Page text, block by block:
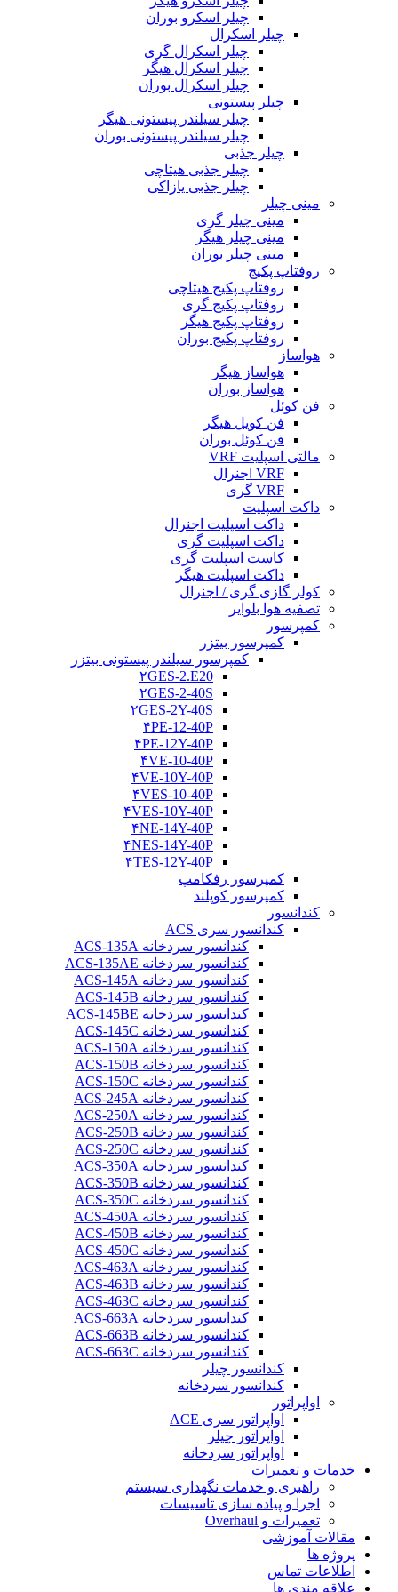
چیلر اسکرو بوران
چیلر اسکرال
چیلر اسکرال گری
چیلر اسکرال هیگر
چیلر اسکرال بوران
چیلر پیستونی
چیلر سیلندر پیستونی هیگر
چیلر سیلندر پیستونی بوران
چیلر جذبی
چیلر جذبی هیتاچی
چیلر جذبی یازاکی
مینی چیلر
مینی چیلر گری
مینی چیلر هیگر
مینی چیلر بوران
روفتاپ پکیج
روفتاپ پکیج هیتاچی
روفتاپ پکیج گری
روفتاپ پکیج هیگر
روفتاپ پکیج بوران
هواساز
هواساز هیگر
هواساز بوران
فن کوئل
فن کویل هیگر
فن کوئل بوران
مالتی اسپلیت VRF
VRF اجنرال
VRF گری
داکت اسپلیت
داکت اسپلیت اجنرال
داکت اسپلیت گری
کاست اسپلیت گری
داکت اسپلیت هیگر
کولر گازی گری / اجنرال
تصفیه هوا بلوایر
کمپرسور
کمپرسور بیتزر
کمپرسور سیلندر پیستونی بیتزر
۲GES-2.E20
۲GES-2-40S
۲GES-2Y-40S
۴PE-12-40P
۴PE-12Y-40P
۴VE-10-40P
۴VE-10Y-40P
۴VES-10-40P
۴VES-10Y-40P
۴NE-14Y-40P
۴NES-14Y-40P
۴TES-12Y-40P
کمپرسور رفکامپ
کمپرسور کوپلند
کندانسور
کندانسور سری ACS
کندانسور سردخانه ACS-135A
کندانسور سردخانه ACS-135AE
کندانسور سردخانه ACS-145A
کندانسور سردخانه ACS-145B
کندانسور سردخانه ACS-145BE
کندانسور سردخانه ACS-145C
کندانسور سردخانه ACS-150A
کندانسور سردخانه ACS-150B
کندانسور سردخانه ACS-150C
کندانسور سردخانه ACS-245A
کندانسور سردخانه ACS-250A
کندانسور سردخانه ACS-250B
کندانسور سردخانه ACS-250C
کندانسور سردخانه ACS-350A
کندانسور سردخانه ACS-350B
کندانسور سردخانه ACS-350C
کندانسور سردخانه ACS-450A
کندانسور سردخانه ACS-450B
کندانسور سردخانه ACS-450C
کندانسور سردخانه ACS-463A
کندانسور سردخانه ACS-463B
کندانسور سردخانه ACS-463C
کندانسور سردخانه ACS-663A
کندانسور سردخانه ACS-663B
کندانسور سردخانه ACS-663C
کندانسور چیلر
کندانسور سردخانه
اواپراتور
اواپراتور سری ACE
اواپراتور چیلر
اواپراتور سردخانه
خدمات و تعمیرات
راهبری و خدمات نگهداری سیستم
اجرا و پیاده سازی تاسیسات
تعمیرات و Overhaul
مقالات آموزشی
پروژه ها
اطلاعات تماس
علاقه مندی ها